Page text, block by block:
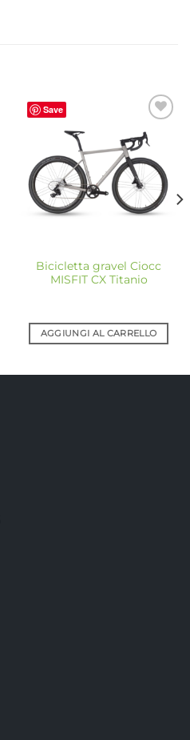
Save
Aggiungi
alla lista
desideri
Bicicletta gravel Ciocc
MISFIT CX Titanio
AGGIUNGI AL CARRELLO